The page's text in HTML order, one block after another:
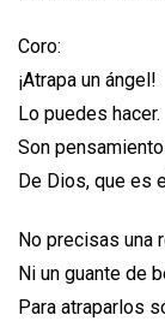
Coro:
¡Atrapa un ángel!
Lo puedes hacer.
Son
De Dios, que es
No precisas una
Ni un guante de
Para atraparlos